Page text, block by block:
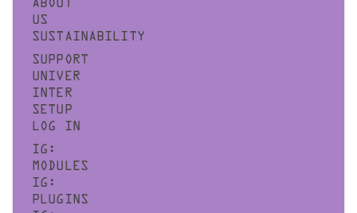
ABOUT
US
SUSTAINABILITY
SUPPORT
UNIVER
INTER
SETUP
LOG IN
IG:
MODULES
IG:
PLUGINS